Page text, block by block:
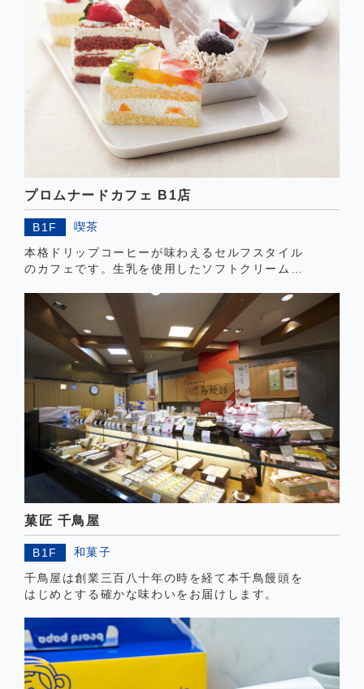
プロムナードカフェ B1店
B1F
喫茶
本格ドリップコーヒーが味わえるセルフスタイル
のカフェです。生乳を使用したソフトクリームも
さい。
菓匠 千鳥屋
B1F
和菓子
千鳥屋は創業三百八十年の時を経て本千鳥饅頭を
はじめとする確かな味わいをお届けします。